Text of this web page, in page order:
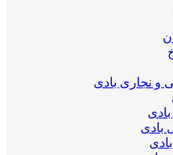
و نجاری بادی
بادی